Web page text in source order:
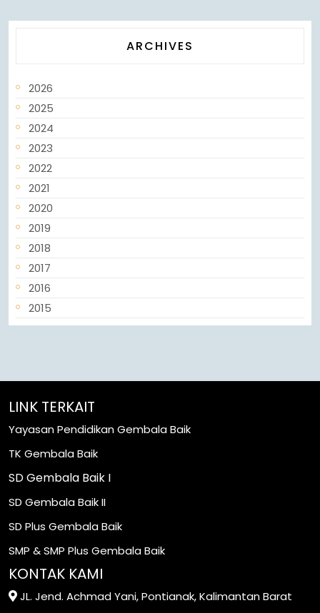
ARCHIVES
2026
2025
2024
2023
2022
2021
2020
2019
2018
2017
2016
2015
LINK TERKAIT
Yayasan Pendidikan Gembala Baik
TK Gembala Baik
SD Gembala Baik I
SD Gembala Baik II
SD Plus Gembala Baik
SMP & SMP Plus Gembala Baik
KONTAK KAMI
JL. Jend. Achmad Yani, Pontianak, Kalimantan Barat